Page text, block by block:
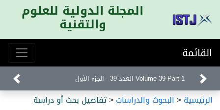
المجلة الدولية للعلوم
والتقنية
القائمة
Volume 39-Part 1 العدد 39 - الجزء الأول
الرئيسية< البحوث والدراسات<تفاصيل بحث أو دراسة